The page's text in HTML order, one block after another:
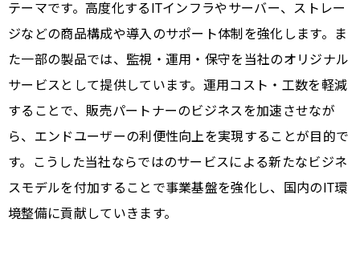
テーマです。高度化するITインフラやサーバー、ストレー
ジなどの商品構成や導入のサポート体制を強化します。ま
た一部の製品では、監視・運用・保守を当社のオリジナル
サービスとして提供しています。運用コスト・工数を軽減
することで、販売パートナーのビジネスを加速させなが
ら、エンドユーザーの利便性向上を実現することが目的で
す。こうした当社ならではのサービスによる新たなビジネ
スモデルを付加することで事業基盤を強化し、国内のIT環
境整備に貢献していきます。